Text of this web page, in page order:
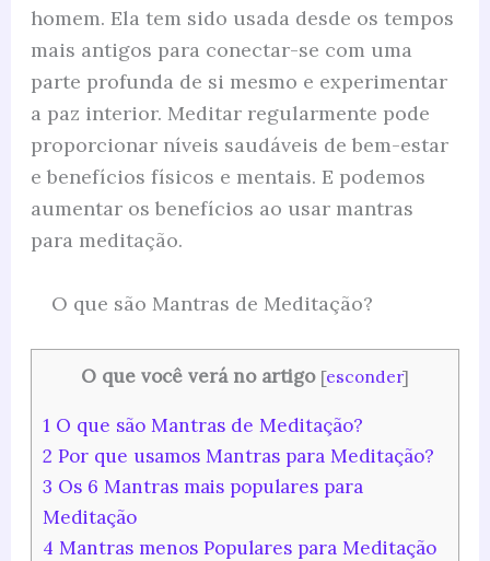
homem. Ela tem sido usada desde os tempos
mais antigos para conectar-se com uma
parte profunda de si mesmo e experimentar
a paz interior. Meditar regularmente pode
proporcionar níveis saudáveis ​​de bem-estar
e benefícios físicos e mentais. E podemos
aumentar os benefícios ao usar mantras
para meditação.
O que são Mantras de Meditação?
O que você verá no artigo [esconder]
1 O que são Mantras de Meditação?
2 Por que usamos Mantras para Meditação?
3 Os 6 Mantras mais populares para
Meditação
4 Mantras menos Populares para Meditação